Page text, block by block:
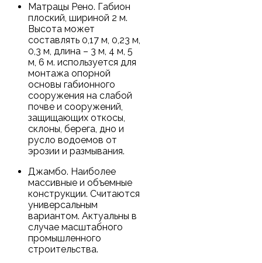
Матрацы Рено. Габион
плоский, шириной 2 м.
Высота может
составлять 0,17 м, 0,23 м,
0,3 м, длина – 3 м, 4 м, 5
м, 6 м. используется для
монтажа опорной
основы габионного
сооружения на слабой
почве и сооружений,
защищающих откосы,
склоны, берега, дно и
русло водоемов от
эрозии и размывания.
Джамбо. Наиболее
массивные и объемные
конструкции. Считаются
универсальным
вариантом. Актуальны в
случае масштабного
промышленного
строительства.